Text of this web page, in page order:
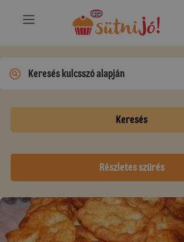
Keresés
Részletes szűrés